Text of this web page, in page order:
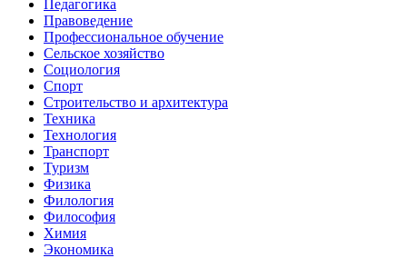
Педагогика
Правоведение
Профессиональное обучение
Сельское хозяйство
Социология
Спорт
Строительство и архитектура
Техника
Технология
Транспорт
Туризм
Физика
Филология
Философия
Химия
Экономика